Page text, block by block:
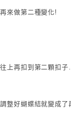
再來做第二種變化!
往上再扣到第二顆扣
調整好蝴蝶結就變成